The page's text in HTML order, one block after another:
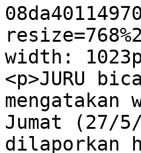
width:
<p>JURU
Jumat (27/
dilaporkan